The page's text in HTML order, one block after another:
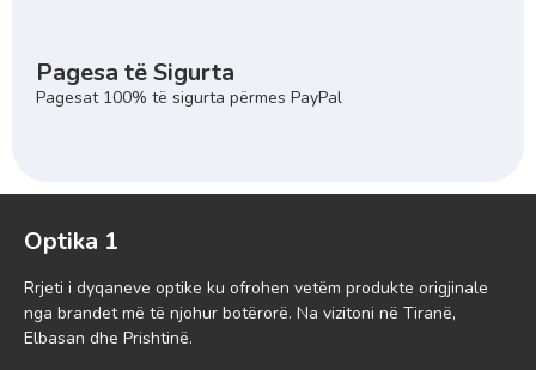
Pagesa të Sigurta
Pagesat 100% të sigurta përmes PayPal
Optika 1
Rrjeti i dyqaneve optike ku ofrohen vetëm produkte origjinale
nga brandet më të njohur botërorë. Na vizitoni në Tiranë,
Elbasan dhe Prishtinë.